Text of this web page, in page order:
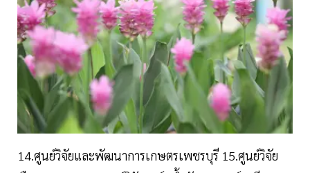
14.ศูนย์วิจัยและพัฒนาการเกษตรเพชรบุรี 15.ศูนย์วิจัย